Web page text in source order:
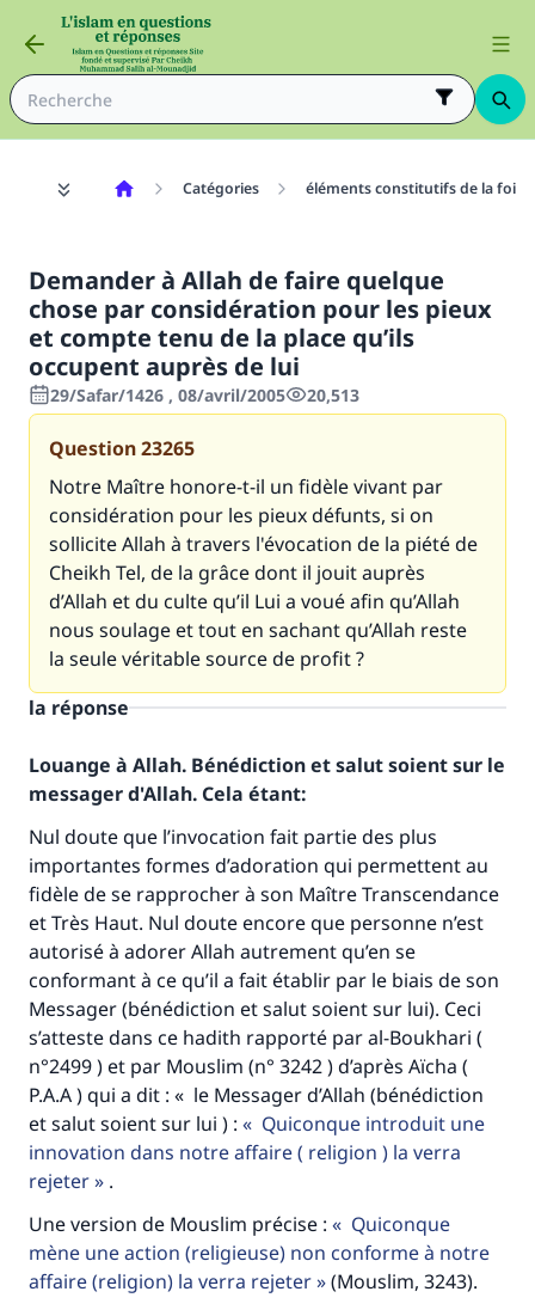
Catégories éléments constitutifs de la foi
Demander à Allah de faire quelque
chose par considération pour les pieux
et compte tenu de la place qu’ils
occupent auprès de lui
29/Safar/1426 , 08/avril/2005 20,513
Question23265
Notre Maître honore-t-il un fidèle vivant par
considération pour les pieux défunts, si on
sollicite Allah à travers l'évocation de la piété de
Cheikh Tel, de la grâce dont il jouit auprès
d’Allah et du culte qu’il Lui a voué afin qu’Allah
nous soulage et tout en sachant qu’Allah reste
la seule véritable source de profit ?
la réponse
Louange à Allah. Bénédiction et salut soient sur le
messager d'Allah. Cela étant:
Nul doute que l’invocation fait partie des plus
importantes formes d’adoration qui permettent au
fidèle de se rapprocher à son Maître Transcendance
et Très Haut. Nul doute encore que personne n’est
autorisé à adorer Allah autrement qu’en se
conformant à ce qu’il a fait établir par le biais de son
Messager (bénédiction et salut soient sur lui). Ceci
s’atteste dans ce hadith rapporté par al-Boukhari (
n°2499 ) et par Mouslim (n° 3242 ) d’après Aïcha (
P.A.A ) qui a dit : « le Messager d’Allah (bénédiction
et salut soient sur lui ) :
Quiconque introduit une
innovation dans notre affaire ( religion ) la verra
rejeter
.
Une version de Mouslim précise :
Quiconque
mène une action (religieuse) non conforme à notre
affaire (religion) la verra rejeter
(Mouslim, 3243).